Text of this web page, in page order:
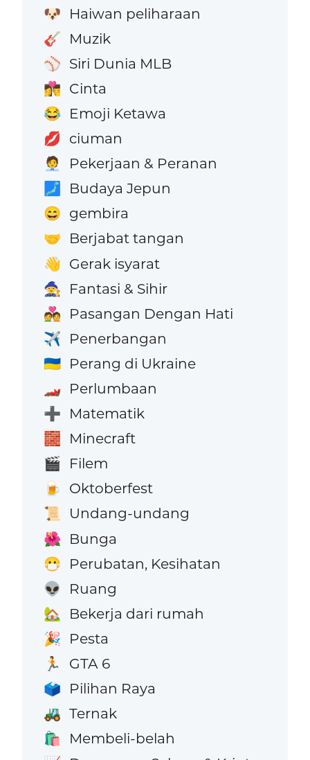
🐶 Haiwan peliharaan
🎸 Muzik
⚾ Siri Dunia MLB
👩‍❤️‍💋‍👨 Cinta
😂 Emoji Ketawa
💋 ciuman
🧑‍💼 Pekerjaan & Peranan
🗾 Budaya Jepun
😄 gembira
🤝 Berjabat tangan
👋 Gerak isyarat
🧙 Fantasi & Sihir
💑 Pasangan Dengan Hati
✈️ Penerbangan
🇺🇦 Perang di Ukraine
🏎️ Perlumbaan
➕ Matematik
🧱 Minecraft
🎬 Filem
🍺 Oktoberfest
📜 Undang-undang
🌺 Bunga
😷 Perubatan, Kesihatan
👽 Ruang
🏡 Bekerja dari rumah
🎉 Pesta
🏃 GTA 6
🗳️ Pilihan Raya
🚜 Ternak
🛍️ Membeli-belah